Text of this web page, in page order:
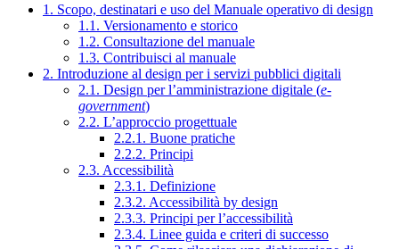
1. Scopo, destinatari e uso del Manuale operativo di design
1.1. Versionamento e storico
1.2. Consultazione del manuale
1.3. Contribuisci al manuale
2. Introduzione al design per i servizi pubblici digitali
2.1. Design per l’amministrazione digitale (e-
government)
2.2. L’approccio progettuale
2.2.1. Buone pratiche
2.2.2. Principi
2.3. Accessibilità
2.3.1. Definizione
2.3.2. Accessibilità by design
2.3.3. Principi per l’accessibilità
2.3.4. Linee guida e criteri di successo